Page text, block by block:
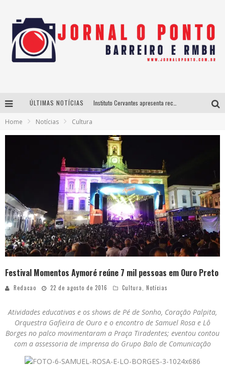
ÚLTIMAS NOTÍCIAS
Home Notícias Cultura
Festival Momentos Aymoré reúne 7 mil pessoas em Ouro Preto
Redacao 22 de agosto de 2016 Cultura Notícias
Atividades educativas e os shows de Pé de Sonho, Coração Palpita,
Orquestra Gafieira de Ouro e o encontro de Samuel Rosa e Lô
Borges no palco movimentaram a Praça Tiradentes; eventou contou
com a assessoria de imprensa do Grupo Balo de Comunicação